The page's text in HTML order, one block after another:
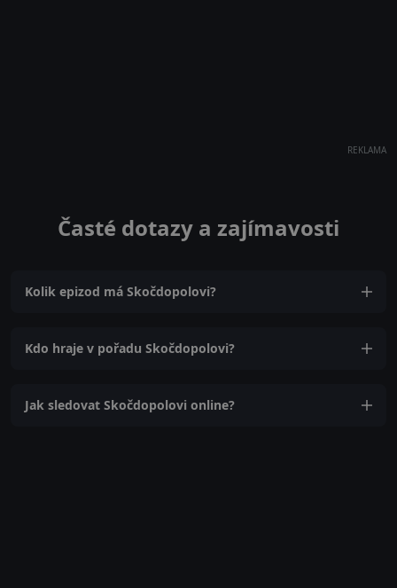
REKLAMA
Časté dotazy a zajímavosti
Kolik epizod má Skočdopolovi?
Kdo hraje v pořadu Skočdopolovi?
Jak sledovat Skočdopolovi online?